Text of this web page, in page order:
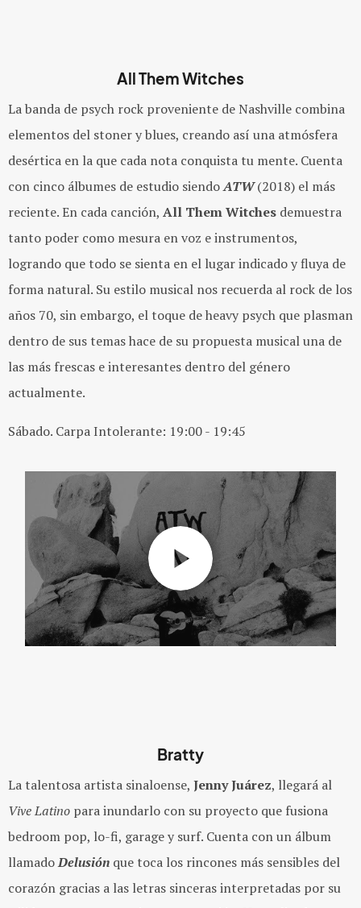
All Them Witches
La banda de psych rock proveniente de Nashville combina
elementos del stoner y blues, creando así una atmósfera
desértica en la que cada nota conquista tu mente. Cuenta
con cinco álbumes de estudio siendoATW(2018) el más
reciente. En cada canción, All Them Witches demuestra
tanto poder como mesura en voz e instrumentos,
logrando que todo se sienta en el lugar indicado y fluya de
forma natural. Su estilo musical nos recuerda al rock de los
años 70, sin embargo, el toque de heavy psych que plasman
dentro de sus temas hace de su propuesta musical una de
las más frescas e interesantes dentro del género
actualmente.
Sábado. Carpa Intolerante: 19:00 - 19:45
Bratty
La talentosa artista sinaloense, Jenny Juárez, llegará al
Vive Latino para inundarlo con su proyecto que fusiona
bedroom pop, lo-fi, garage y surf. Cuenta con un álbum
llamadoDelusión que toca los rincones más sensibles del
corazón gracias a las letras sinceras interpretadas por su